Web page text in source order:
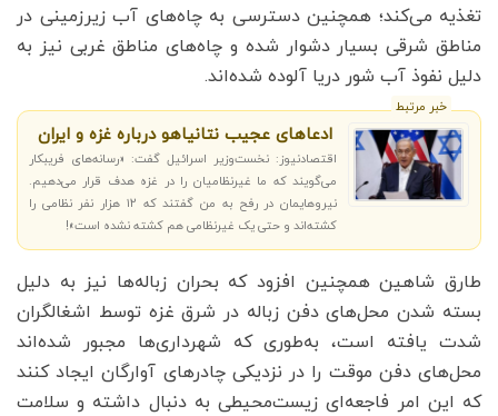
تغذیه می‌کند؛ همچنین دسترسی به چاه‌های آب زیرزمینی در
مناطق شرقی بسیار دشوار شده و چاه‌های مناطق غربی نیز به
دلیل نفوذ آب شور دریا آلوده شده‌اند.
خبر مرتبط
ادعاهای عجیب نتانیاهو درباره غزه و ایران
اقتصادنیوز: نخست‌وزیر اسرائیل گفت: «رسانه‌های فریبکار
می‌گویند که ما غیرنظامیان را در غزه هدف قرار می‌دهیم.
نیروهایمان در رفح به من گفتند که ۱۲ هزار نفر نظامی را
کشته‌اند و حتی یک غیرنظامی هم کشته نشده است»!
طارق شاهین همچنین افزود که بحران زباله‌ها نیز به دلیل
بسته شدن محل‌های دفن زباله در شرق غزه توسط اشغالگران
شدت یافته است، به‌طوری که شهرداری‌ها مجبور شده‌اند
محل‌های دفن موقت را در نزدیکی چادرهای آوارگان ایجاد کنند
که این امر فاجعه‌ای زیست‌محیطی به دنبال داشته و سلامت